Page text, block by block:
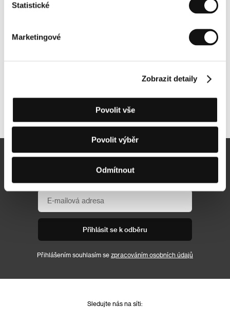
Statistické
Marketingové
Zobrazit detaily
Povolit vše
Povolit výběr
Odmítnout
Další partneři
Newsletter
Přihlásit se k odběru
Přihlášením souhlasím se zpracováním osobních údajů
Sledujte nás na síti: